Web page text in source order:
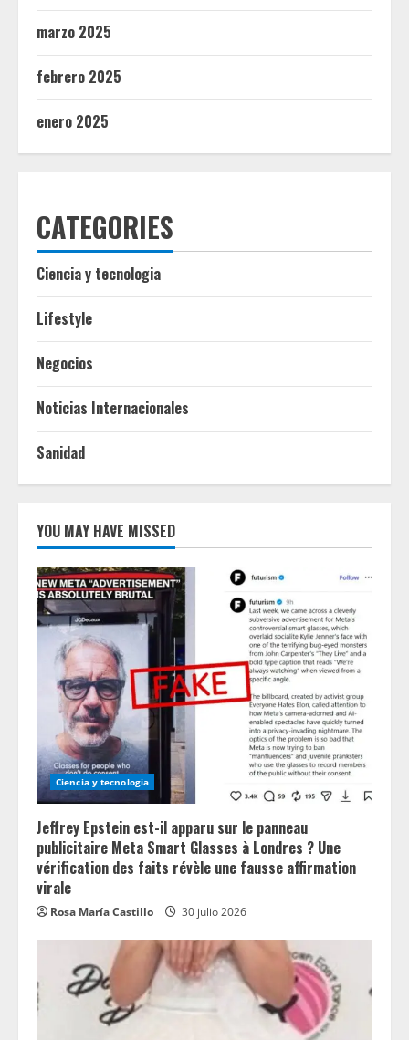
marzo 2025
febrero 2025
enero 2025
CATEGORIES
Ciencia y tecnologia
Lifestyle
Negocios
Noticias Internacionales
Sanidad
YOU MAY HAVE MISSED
Ciencia y tecnologia
Jeffrey Epstein est-il apparu sur le panneau
publicitaire Meta Smart Glasses à Londres ? Une
vérification des faits révèle une fausse affirmation
virale
Rosa María Castillo 30 julio 2026